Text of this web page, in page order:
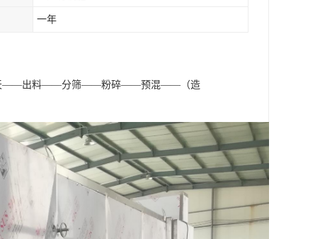
一年
天——出料——分筛——粉碎——预混——（造